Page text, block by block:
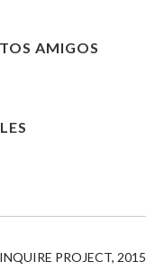
AMIGOS
INQUIRE PROJECT, 2015